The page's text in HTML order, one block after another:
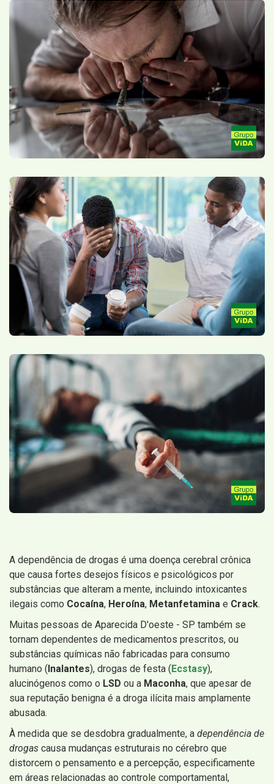
A dependência de drogas é uma doença cerebral crônica
que causa fortes desejos físicos e psicológicos por
substâncias que alteram a mente, incluindo intoxicantes
ilegais como Cocaína, Heroína, Metanfetamina e Crack.
Muitas pessoas de Aparecida D'oeste - SP também se
tornam dependentes de medicamentos prescritos, ou
substâncias químicas não fabricadas para consumo
humano (Inalantes), drogas de festa (Ecstasy),
alucinógenos como o LSD ou a Maconha, que apesar de
sua reputação benigna é a droga ilícita mais amplamente
abusada.
À medida que se desdobra gradualmente, a dependência de
drogas causa mudanças estruturais no cérebro que
distorcem o pensamento e a percepção, especificamente
em áreas relacionadas ao controle comportamental,